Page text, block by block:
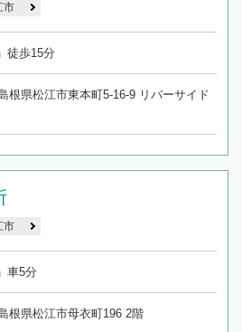
市
徒歩15分
根県松江市東本町5-16-9 リバーサイド
市
車5分
根県松江市母衣町196 2階